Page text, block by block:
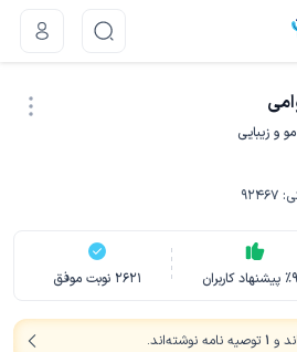
زیبایی
:
92467
٪ پیشنهاد کاربران 2621 نوبت موفق
و 1توصیه نامه نوشته‌اند.